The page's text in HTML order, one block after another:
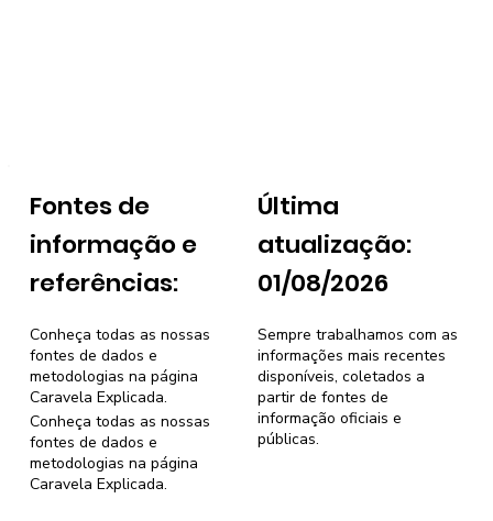
Fontes de
informação e
referências:
Última
atualização:
01/08/2026
Sempre trabalhamos com as
informações mais recentes
disponíveis, coletados a
partir de fontes de
informação oficiais e
públicas.
Conheça todas as nossas
fontes de dados e
metodologias na página
Caravela Explicada.
Conheça todas as nossas
fontes de dados e
metodologias na página
Caravela Explicada.